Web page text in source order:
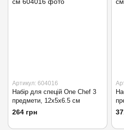
Артикул: 604016
Набір для спецій One Chef 3
предмети, 12х5х6.5 см
264 грн